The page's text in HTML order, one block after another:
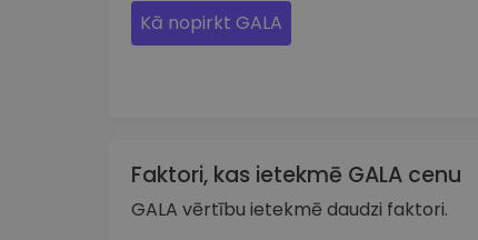
Kā nopirkt GALA
Faktori, kas ietekmē GALA cenu
GALA vērtību ietekmē daudzi faktori.